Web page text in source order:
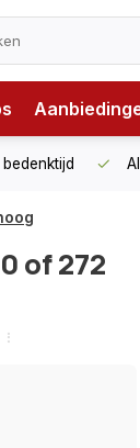
Al
of 272